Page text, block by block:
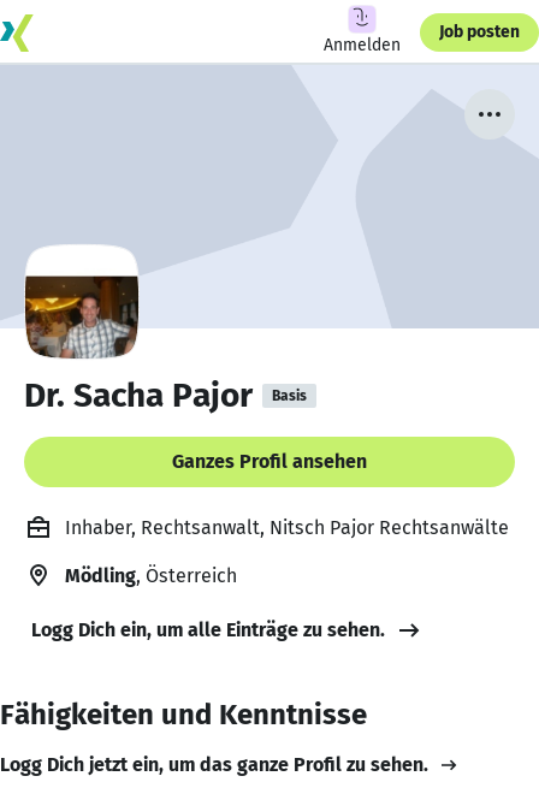
Anmelden
Job posten
Dr. Sacha Pajor Basis
Ganzes Profil ansehen
Inhaber, Rechtsanwalt, Nitsch Pajor Rechtsanwälte
Mödling, Österreich
Logg Dich ein, um alle Einträge zu sehen.
Fähigkeiten und Kenntnisse
Logg Dich jetzt ein, um das ganze Profil zu sehen.